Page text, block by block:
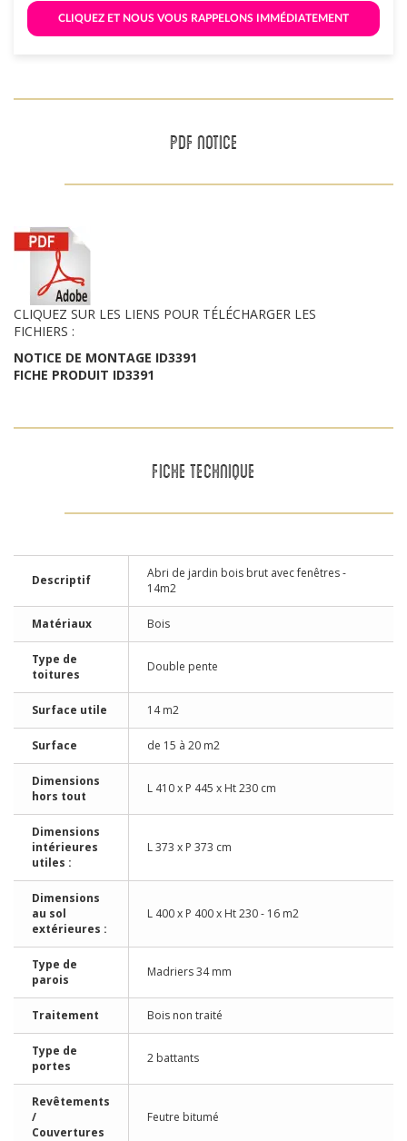
CLIQUEZ ET NOUS VOUS RAPPELONS IMMÉDIATEMENT
PDF NOTICE
CLIQUEZ SUR LES LIENS POUR TÉLÉCHARGER LES
FICHIERS :
NOTICE DE MONTAGE ID3391
FICHE PRODUIT ID3391
FICHE TECHNIQUE
Descriptif
Abri de jardin bois brut avec fenêtres -
14m2
Matériaux Bois
Type de
toitures
Double pente
Surface utile 14 m2
Surface de 15 à 20 m2
Dimensions
hors tout
L 410 x P 445 x Ht 230 cm
Dimensions
intérieures
utiles :
L 373 x P 373 cm
Dimensions
au sol
extérieures :
L 400 x P 400 x Ht 230 - 16 m2
Type de
parois
Madriers 34 mm
Traitement Bois non traité
Type de
portes
2 battants
Revêtements
/
Couvertures
Feutre bitumé